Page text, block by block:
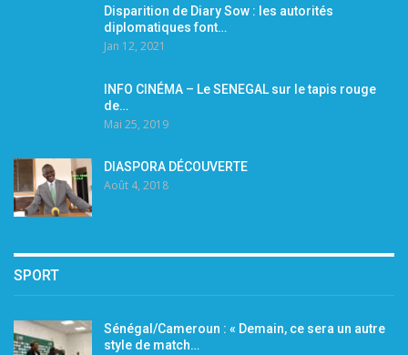
Disparition de Diary Sow : les autorités
diplomatiques font…
Jan 12, 2021
INFO CINÉMA – Le SENEGAL sur le tapis rouge
de…
Mai 25, 2019
DIASPORA DÉCOUVERTE
Août 4, 2018
SPORT
Sénégal/Cameroun : « Demain, ce sera un autre
style de match…